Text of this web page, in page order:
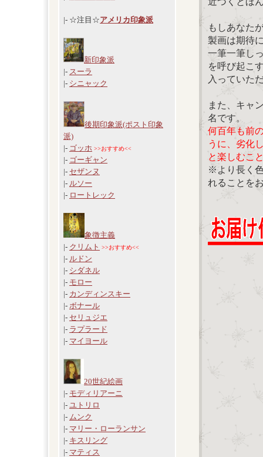
|- ☆注目☆アメリカ印象派
新印象派
|- スーラ
|- シニャック
後期印象派(ポスト印象
派)
|- ゴッホ >>おすすめ<<
|- ゴーギャン
|- セザンヌ
|- ルソー
|- ロートレック
象徴主義
|- クリムト >>おすすめ<<
|- ルドン
|- シダネル
|- モロー
|- カンディンスキー
|- ボナール
|- セリュジエ
|- ラプラード
|- マイヨール
20世紀絵画
|- モディリアーニ
|- ユトリロ
|- ムンク
|- マリー・ローランサン
|- キスリング
|- マティス
もしあなた
製画は期待
一筆一筆し
を呼び起こ
入っていた
また、キャ
名です。
何百年も前
うに、劣化
と楽しむこ
※より長く
れることを